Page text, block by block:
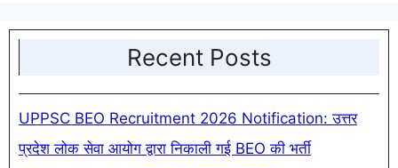
Recent Posts
UPPSC BEO Recruitment 2026 Notification: उत्तर
प्रदेश लोक सेवा आयोग द्वारा निकाली गई BEO की भर्ती